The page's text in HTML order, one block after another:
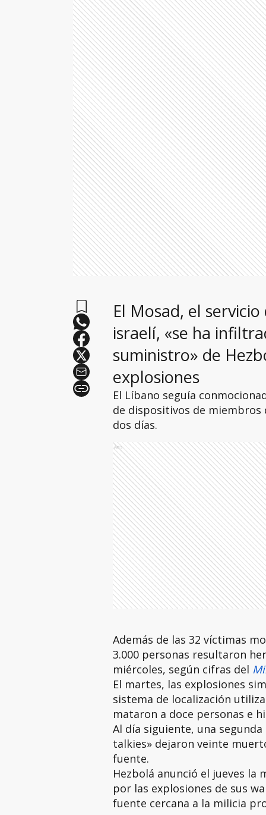
El Mosad, el
israelí, «se ha
suministro» de
explosiones
El Líbano seguía
de dispositivos de miembros
dos días.
Ads
Además de las 32 víctimas
3.000 personas resultaron
miércoles, según cifras del
El martes, las explosiones
sistema de localización
mataron a doce personas e
Al día siguiente, una
talkies» dejaron veinte
fuente.
Hezbolá anunció el jueves la
por las explosiones de sus
fuente cercana a la milicia